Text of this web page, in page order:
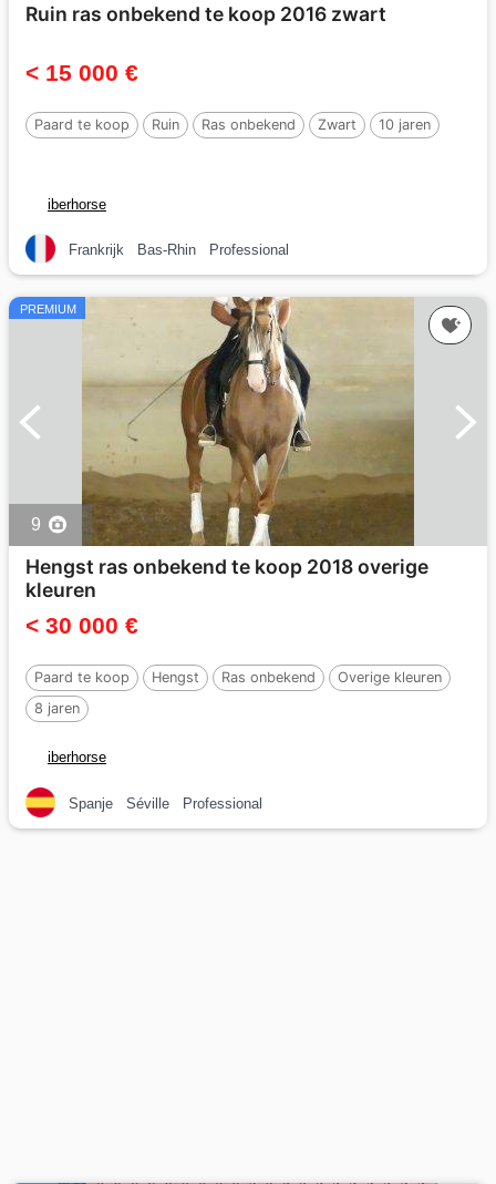
Ruin ras onbekend te koop 2016 zwart
< 15 000 €
Paard te koop Ruin Ras onbekend Zwart 10 jaren
iberhorse
Frankrijk Bas-Rhin Professional
PREMIUM
9
Hengst ras onbekend te koop 2018 overige
kleuren
< 30 000 €
Paard te koop Hengst Ras onbekend
Overige kleuren
8 jaren
iberhorse
Spanje Séville Professional